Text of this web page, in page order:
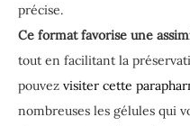
précise.
Ce format favorise une
tout en facilitant la
pouvez visiter cette
nombreuses les gélules qui